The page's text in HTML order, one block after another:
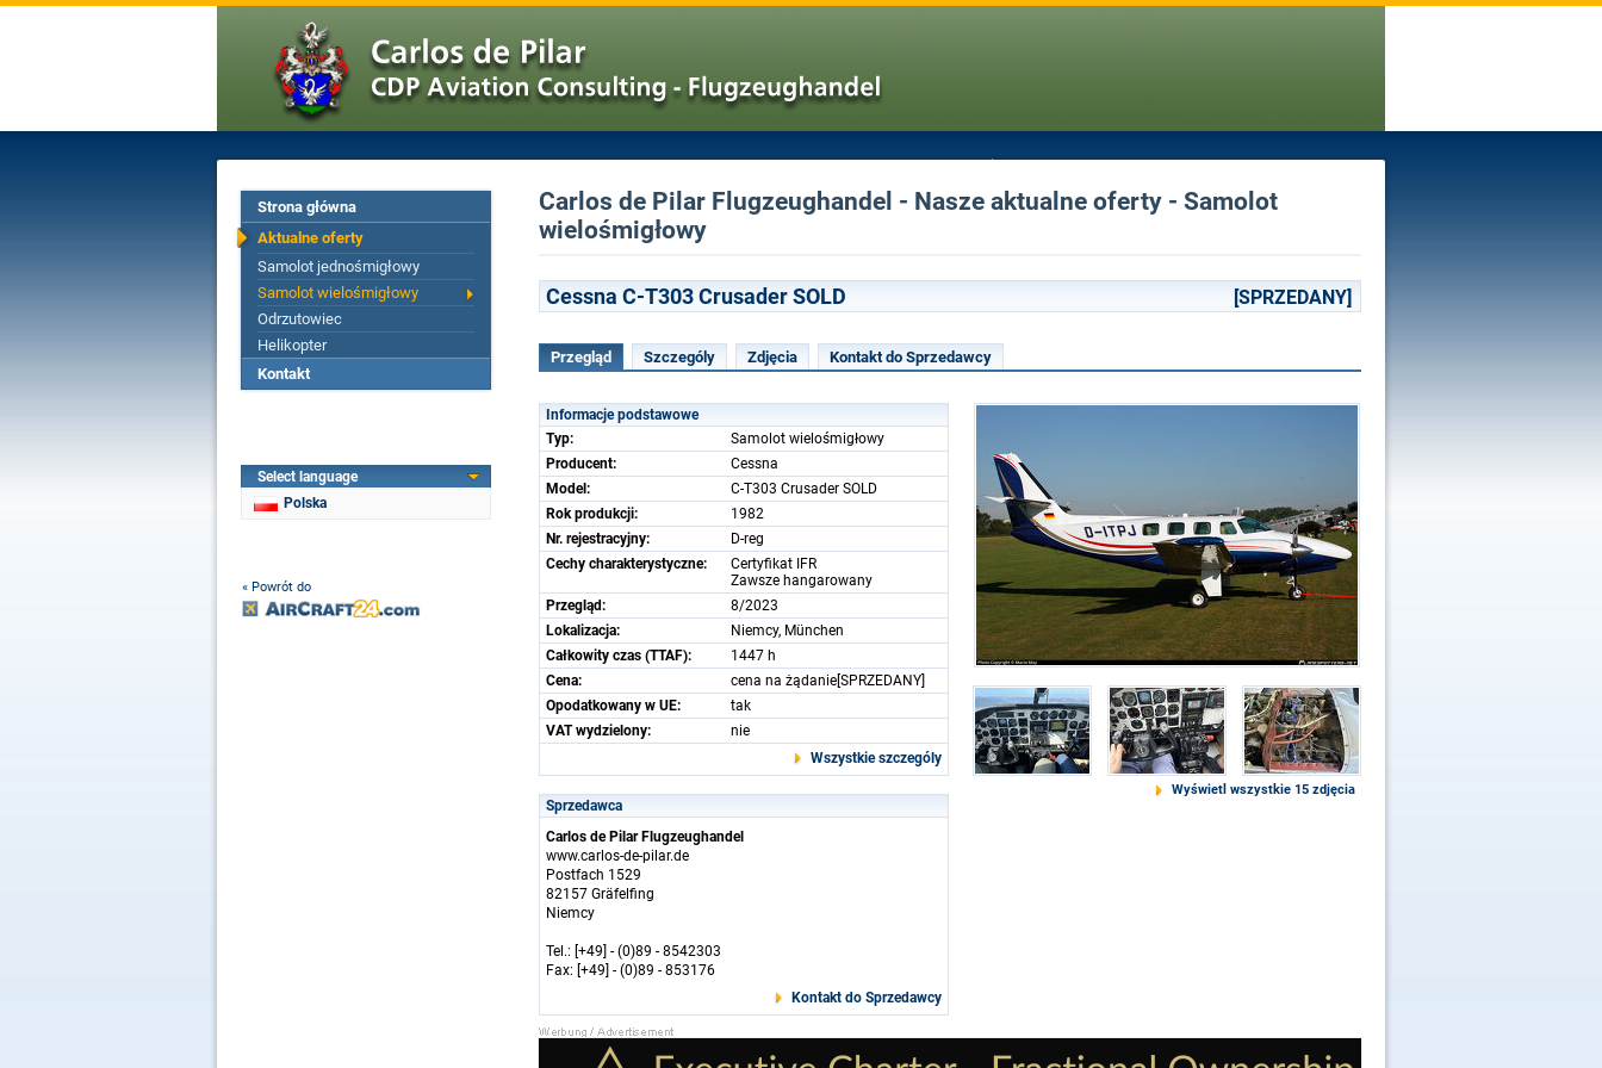
Strona główna
Aktualne oferty
Samolot jednośmigłowy
Samolot wielośmigłowy
Odrzutowiec
Helikopter
Kontakt
Select language
Polska
« Powrót do
Carlos de Pilar Flugzeughandel - Nasze aktualne oferty - Samolot
wielośmigłowy
Cessna C-T303 Crusader SOLD [SPRZEDANY]
Przegląd Szczególy Zdjęcia Kontakt do Sprzedawcy
Informacje podstawowe
Typ:
Samolot wielośmigłowy
Producent:
Cessna
Model:
C-T303 Crusader SOLD
Rok produkcji:
1982
Nr. rejestracyjny:
D-reg
Cechy charakterystyczne:
Certyfikat IFR
Zawsze hangarowany
Przegląd:
8/2023
Lokalizacja:
Niemcy, München
Całkowity czas (TTAF):
1447 h
Cena:
cena na żądanie[SPRZEDANY]
Opodatkowany w UE:
tak
VAT wydzielony:
nie
Wszystkie szczególy
Sprzedawca
Carlos de Pilar Flugzeughandel
www.carlos-de-pilar.de
Postfach 1529
82157 Gräfelfing
Niemcy
Tel.: [+49] - (0)89 - 8542303
Fax: [+49] - (0)89 - 853176
Kontakt do Sprzedawcy
Wyświetl wszystkie 15 zdjęcia